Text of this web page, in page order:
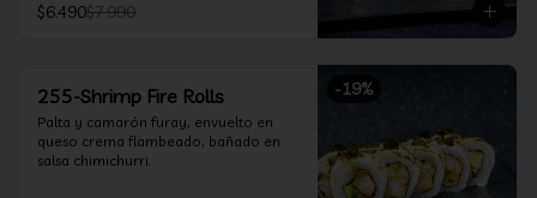
$6.490$7.990
-19%
255-Shrimp Fire Rolls
Palta y camarón furay, envuelto en
queso crema flambeado, bañado en
salsa chimichurri.